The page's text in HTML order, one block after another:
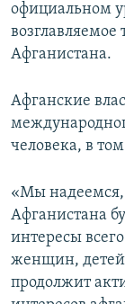
официальном
возглавляемое
Афганистана.
Афганские
человека, в
«Мы надеемся,
Афганистана
интересы
женщин, детей
продолжит